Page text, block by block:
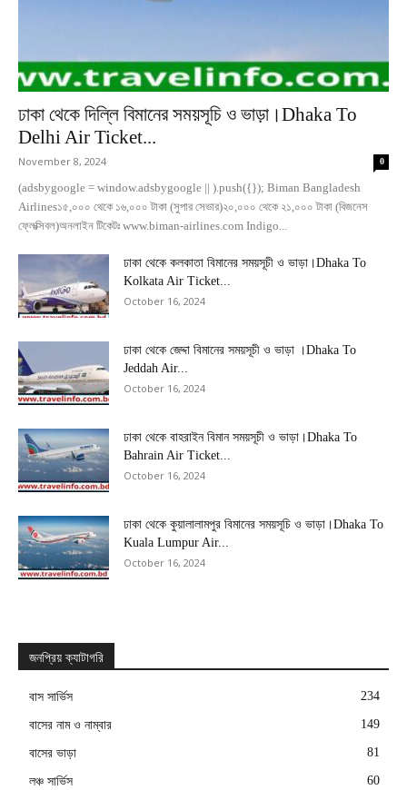
ঢাকা থেকে দিল্লি বিমানের সময়সূচি ও ভাড়া।Dhaka To
Delhi Air Ticket...
November 8, 2024 0
(adsbygoogle = window.adsbygoogle || ).push({}); Biman Bangladesh
Airlines১৫,০০০ থেকে ১৬,০০০ টাকা (সুপার সেভার)২০,০০০ থেকে ২১,০০০ টাকা (বিজনেস
ফ্লেক্সিবল)অনলাইন টিকেটঃ www.biman-airlines.com Indigo...
ঢাকা থেকে কলকাতা বিমানের সময়সূচী ও ভাড়া।Dhaka To
Kolkata Air Ticket...
October 16, 2024
ঢাকা থেকে জেদ্দা বিমানের সময়সূচী ও ভাড়া ।Dhaka To
Jeddah Air...
October 16, 2024
ঢাকা থেকে বাহরাইন বিমান সময়সূচী ও ভাড়া।Dhaka To
Bahrain Air Ticket...
October 16, 2024
ঢাকা থেকে কুয়ালালামপুর বিমানের সময়সূচি ও ভাড়া।Dhaka To
Kuala Lumpur Air...
October 16, 2024
জনপ্রিয় ক্যাটাগরি
বাস সার্ভিস 234
বাসের নাম ও নাম্বার 149
বাসের ভাড়া 81
লঞ্চ সার্ভিস 60